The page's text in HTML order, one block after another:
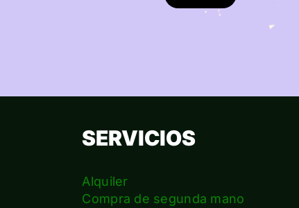
SERVICIOS
Alquiler
Compra de segunda mano